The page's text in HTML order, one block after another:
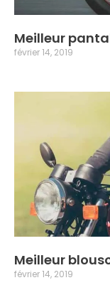
Meilleur
février 14, 2019
Meilleur
février 14, 2019